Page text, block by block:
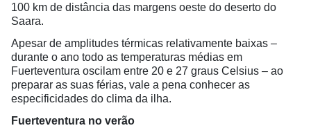
100 km de distância das margens oeste do deserto do
Saara.
Apesar de amplitudes térmicas relativamente baixas –
durante o ano todo as temperaturas médias em
Fuerteventura oscilam entre 20 e 27 graus Celsius – ao
preparar as suas férias, vale a pena conhecer as
especificidades do clima da ilha.
Fuerteventura no verão